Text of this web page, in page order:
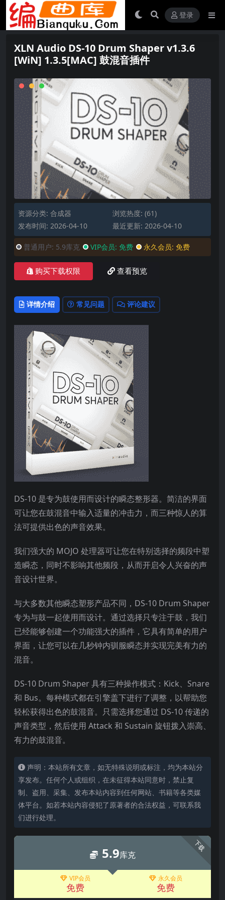
登录
XLN Audio DS-10 Drum Shaper v1.3.6
[WiN] 1.3.5[MAC] 鼓混音插件
资源分类: 合成器
浏览热度: (61)
发布时间: 2026-04-10
最近更新: 2026-04-10
普通用户: 5.9库克 VIP会员: 免费 永久会员: 免费
购买下载权限 查看预览
详情介绍 常见问题 评论建议
DS-10 是专为鼓使用而设计的瞬态整形器。简洁的界面
可让您在鼓混音中输入适量的冲击力，而三种惊人的算
法可提供出色的声音效果。
我们强大的 MOJO 处理器可让您在特别选择的频段中塑
造瞬态，同时不影响其他频段，从而开启令人兴奋的声
音设计世界。
与大多数其他瞬态塑形产品不同，DS-10 Drum Shaper
专为与鼓一起使用而设计。通过选择只专注于鼓，我们
已经能够创建一个功能强大的插件，它具有简单的用户
界面，让您可以在几秒钟内驯服瞬态并实现完美有力的
混音。
DS-10 Drum Shaper 具有三种操作模式：Kick、Snare
和 Bus。每种模式都在引擎盖下进行了调整，以帮助您
轻松获得出色的鼓混音。只需选择您通过 DS-10 传递的
声音类型，然后使用 Attack 和 Sustain 旋钮拨入崇高、
有力的鼓混音。
声明：本站所有文章，如无特殊说明或标注，均为本站分
享发布。任何个人或组织，在未征得本站同意时，禁止复
制、盗用、采集、发布本站内容到任何网站、书籍等各类媒
体平台。如若本站内容侵犯了原著者的合法权益，可联系我
们进行处理。
下载
5.9库克
VIP会员
免费
永久会员
免费